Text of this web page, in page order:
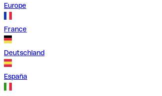
Europe
France
Deutschland
España